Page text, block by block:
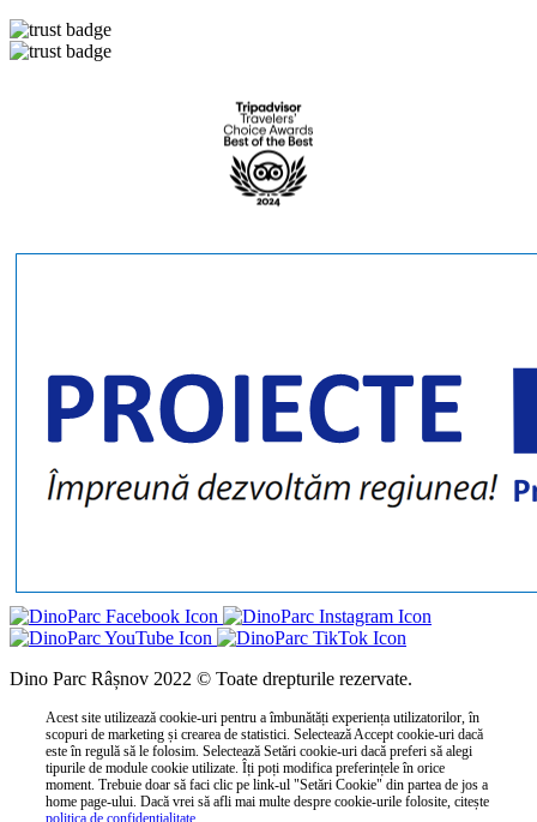
Dino Parc Râșnov 2022 © Toate drepturile rezervate.
Acest site utilizează cookie-uri pentru a îmbunătăți experiența utilizatorilor, în
scopuri de marketing și crearea de statistici. Selectează Accept cookie-uri dacă
este în regulă să le folosim. Selectează Setări cookie-uri dacă preferi să alegi
tipurile de module cookie utilizate. Îți poți modifica preferințele în orice
moment. Trebuie doar să faci clic pe link-ul "Setări Cookie" din partea de jos a
home page-ului. Dacă vrei să afli mai multe despre cookie-urile folosite, citește
politica de confidențialitate